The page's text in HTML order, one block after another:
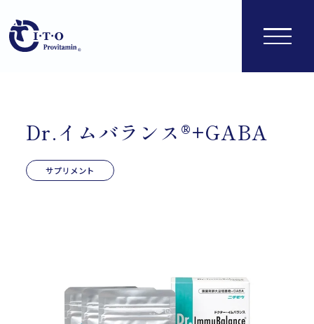
Dr.イムバランス®+GABA
サプリメント